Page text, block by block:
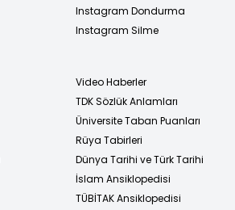
Instagram Dondurma
Instagram Silme
Video Haberler
TDK Sözlük Anlamları
Üniversite Taban Puanları
Rüya Tabirleri
Dünya Tarihi ve Türk Tarihi
İslam Ansiklopedisi
TÜBİTAK Ansiklopedisi